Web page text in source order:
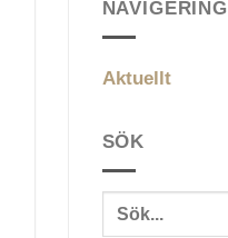
NAVIGERING
Aktuellt
SÖK